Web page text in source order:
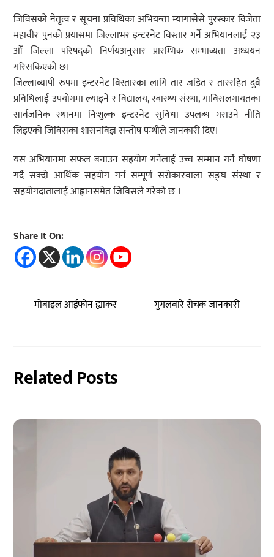
जिविसको नेतृत्व र सूचना प्रविधिका अभियन्ता म्यागासेसे पुरस्कार विजेता
महावीर पुनको प्रयासमा जिल्लाभर इन्टरनेट विस्तार गर्ने अभियानलाई २३
औँ जिल्ला परिषद्को निर्णयअनुसार प्रारम्भिक सम्भाव्यता अध्ययन
गरिसकिएको छ।
जिल्लाव्यापी रुपमा इन्टरनेट विस्तारका लागि तार जडित र ताररहित दुवै
प्रविधिलाई उपयोगमा ल्याइने र विद्यालय, स्वास्थ्य संस्था, गाविसलगायतका
सार्वजनिक स्थानमा निःशुल्क इन्टरनेट सुविधा उपलब्ध गराउने नीति
लिइएको जिविसका शासनविज्ञ सन्तोष पन्थीले जानकारी दिए।
यस अभियानमा सफल बनाउन सहयोग गर्नेलाई उच्च सम्मान गर्ने घोषणा
गर्दै सक्दो आर्थिक सहयोग गर्न सम्पूर्ण सरोकारवाला सङ्घ संस्था र
सहयोगदातालाई आह्वानसमेत जिविसले गरेको छ ।
Share It On:
मोबाइल आईफोन ह्याकर गुगलबारे रोचक जानकारी
Related Posts